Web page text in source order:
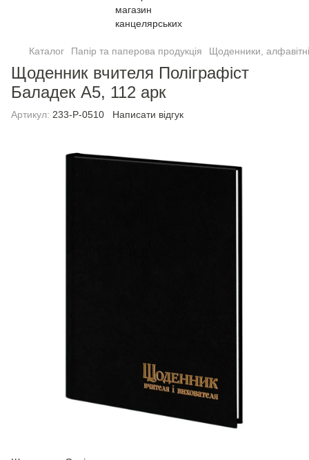
Каталог Папір та паперова продукція Щоденники,
Щоденник вчителя Полiграфiст
Баладек А5, 112 арк
Артикул: 233-Р-0510 Написати відгук